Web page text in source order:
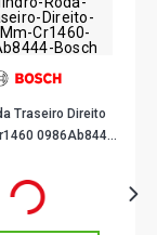
Traseiro Direito
0986Ab8444
até 2x de